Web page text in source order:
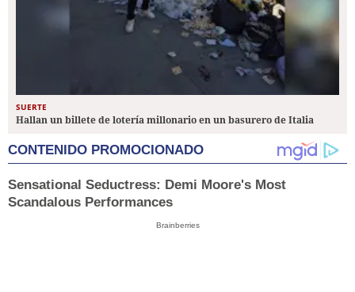
SUERTE
Hallan un billete de lotería millonario en un basurero de Italia
CONTENIDO PROMOCIONADO
Sensational Seductress: Demi Moore's Most
Scandalous Performances
Brainberries